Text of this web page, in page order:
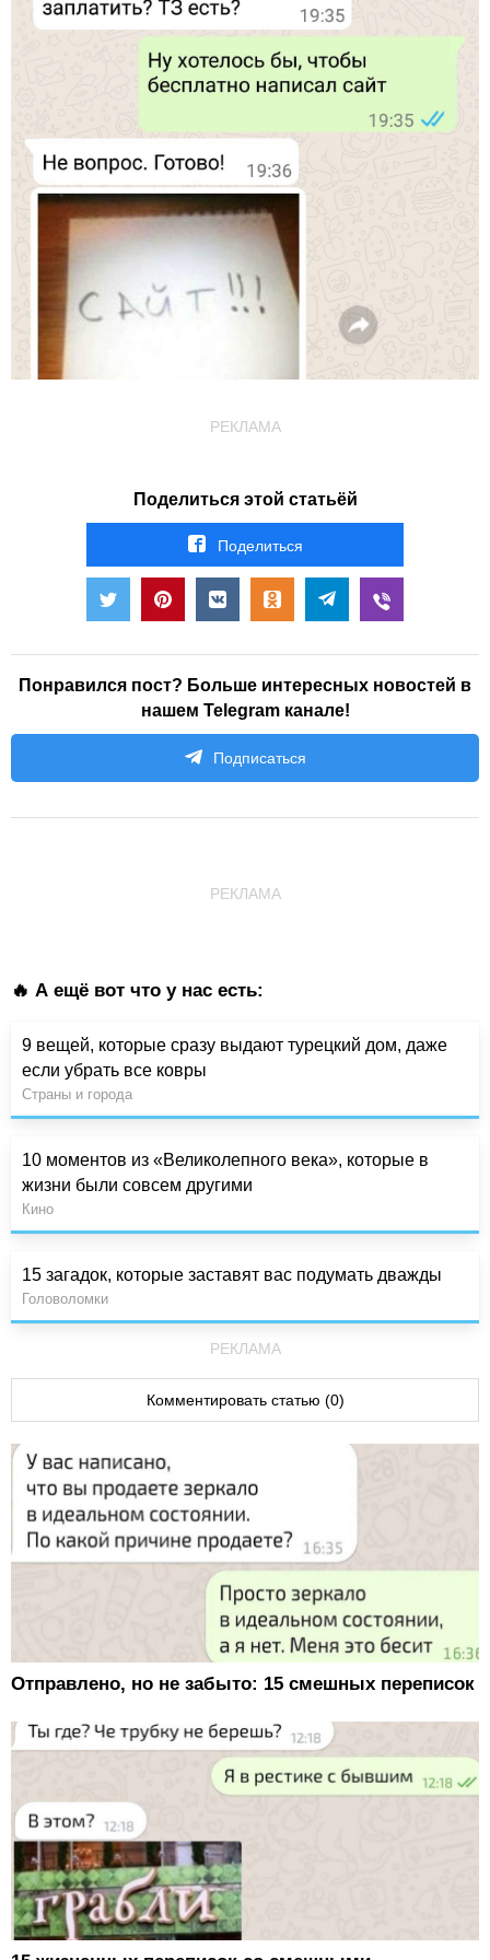
РЕКЛАМА
Поделиться этой статьёй
Поделиться
Понравился пост? Больше интересных новостей в
нашем Telegram канале!
Подписаться
РЕКЛАМА
🔥 А ещё вот что у нас есть:
9 вещей, которые сразу выдают турецкий дом, даже
если убрать все ковры
Страны и города
10 моментов из «Великолепного века», которые в
жизни были совсем другими
Кино
15 загадок, которые заставят вас подумать дважды
Головоломки
РЕКЛАМА
Комментировать статью (0)
Отправлено, но не забыто: 15 смешных переписок